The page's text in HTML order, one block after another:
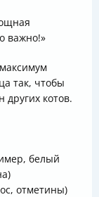
важно!»
так, чтобы
других котов.
белый
отметины)